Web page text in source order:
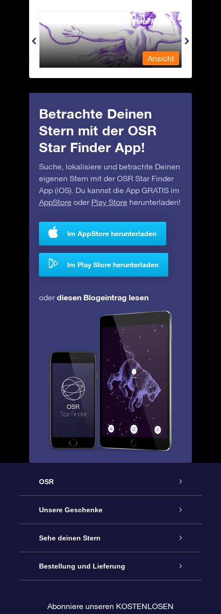
Andromeda - Die angekettete Magd
Ansicht
Betrachte Deinen
Stern mit der OSR
Star Finder App!
Suche, lokalisiere und betrachte Deinen
eigenen Stern mit der OSR Star Finder
App (iOS). Du kannst die App GRATIS im
AppStore oder Play Store herunterladen!
Im AppStore herunterladen
Im Play Store herunterladen
oderdiesen Blogeintrag lesen
OSR
Service
Kontakt
Blog
Unsere Geschenke
Sterne schenken
OSR-Geschenkpaket
Sehe deinen Stern
Sternregister
Bestellung und Lieferung
Abonniere unseren KOSTENLOSEN